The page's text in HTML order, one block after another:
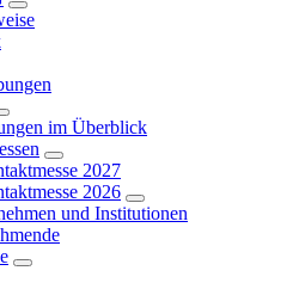
im Überblick
2027
2026
und Institutionen